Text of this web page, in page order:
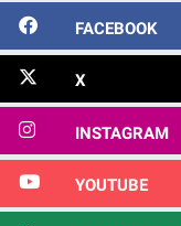
FACEBOOK
X
INSTAGRAM
YOUTUBE